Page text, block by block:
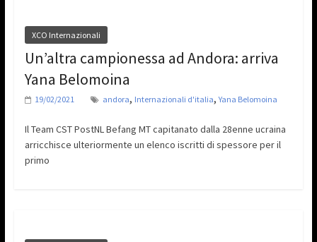
XCO Internazionali
Un’altra campionessa ad Andora: arriva
Yana Belomoina
19/02/2021 andora, Internazionali d'italia,Yana Belomoina
Il Team CST PostNL Befang MT capitanato dalla 28enne ucraina
arricchisce ulteriormente un elenco iscritti di spessore per il
primo